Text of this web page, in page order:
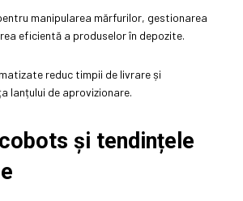
manipularea mărfurilor, gestionarea
eficientă a produselor în depozite.
reduc timpii de livrare și
lanțului de aprovizionare.
și tendințele